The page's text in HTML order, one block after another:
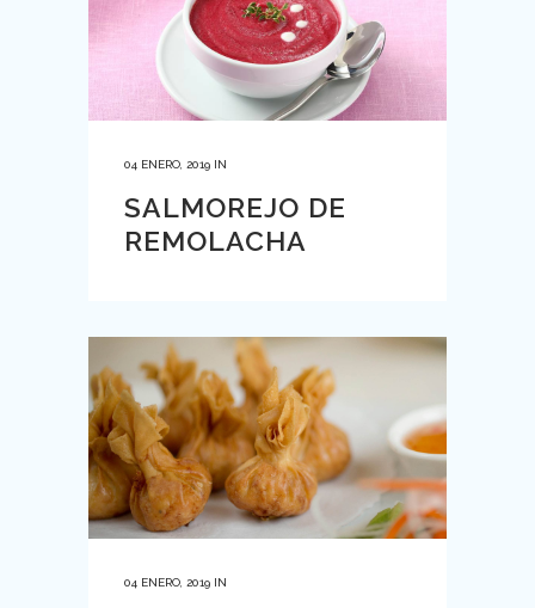
04 ENERO, 2019 IN
SALMOREJO DE
REMOLACHA
04 ENERO, 2019 IN